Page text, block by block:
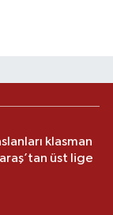
klasman
üst lige